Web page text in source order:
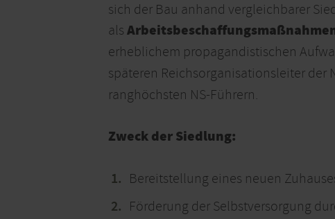
sich der Bau anhand vergleichbarer
als
erheblichem propagandistischen
späteren Reichsorganisationsleiter der
ranghöchsten NS-Führern.
Zweck der Siedlung:
Bereitstellung eines neuen
Förderung der Selbstversorgung